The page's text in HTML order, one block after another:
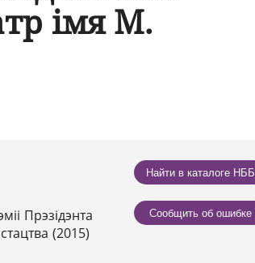
імя М.
Прэзідэнта
(2015)
Найти в каталоге НББ
Сообщить об ошибке